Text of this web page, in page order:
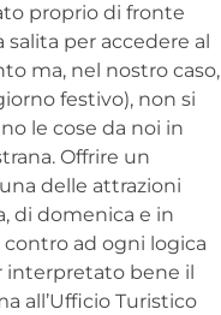
proprio di fronte
salita per accedere al
ma, nel nostro caso,
festivo), non si
le cose da noi in
Offrire un
delle attrazioni
di domenica e in
ad ogni logica
interpretato bene il
all’Ufficio Turistico